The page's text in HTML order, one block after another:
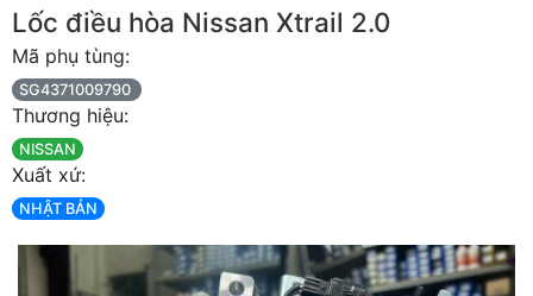
Lốc điều hòa Nissan Xtrail 2.0
Mã phụ tùng:
SG4371009790
Thương hiệu:
NISSAN
Xuất xứ:
NHẬT BẢN